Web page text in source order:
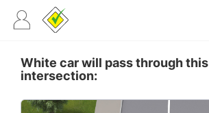
White car will pass through this
intersection: